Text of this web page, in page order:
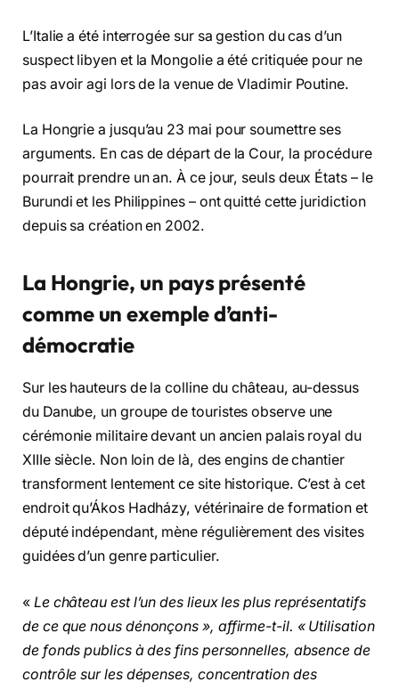
L’Italie a été interrogée sur sa gestion du cas d’un
suspect libyen et la Mongolie a été critiquée pour ne
pas avoir agi lors de la venue de Vladimir Poutine.
La Hongrie a jusqu’au 23 mai pour soumettre ses
arguments. En cas de départ de la Cour, la procédure
pourrait prendre un an. À ce jour, seuls deux États – le
Burundi et les Philippines – ont quitté cette juridiction
depuis sa création en 2002.
La Hongrie, un pays présenté
comme un exemple d’anti-
démocratie
Sur les hauteurs de la colline du château, au-dessus
du Danube, un groupe de touristes observe une
cérémonie militaire devant un ancien palais royal du
XIIIe siècle. Non loin de là, des engins de chantier
transforment lentement ce site historique. C’est à cet
endroit qu’Ákos Hadházy, vétérinaire de formation et
député indépendant, mène régulièrement des visites
guidées d’un genre particulier.
« Le château est l’un des lieux les plus représentatifs
de ce que nous dénonçons », affirme-t-il. « Utilisation
de fonds publics à des fins personnelles, absence de
contrôle sur les dépenses, concentration des